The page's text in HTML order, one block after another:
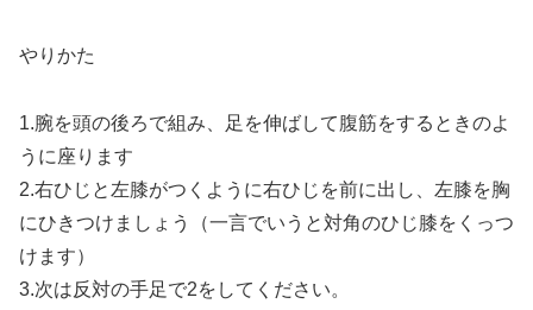
やりかた
1.腕を頭の後ろで組み、足を伸ばして腹筋をするときのよ
うに座ります
2.右ひじと左膝がつくように右ひじを前に出し、左膝を胸
にひきつけましょう（一言でいうと対角のひじ膝をくっつ
けます）
3.次は反対の手足で2をしてください。